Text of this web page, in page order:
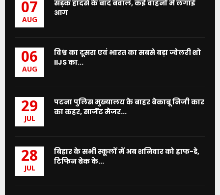
07
AUG
सड़क हादसे के बाद बवाल, कई वाहनों में लगाई
आग
06
AUG
विश्व का दूसरा एवं भारत का सबसे बड़ा ज्वेलरी शो
IIJS का...
29
JUL
पटना पुलिस मुख्यालय के बाहर बेकाबू निजी कार
का कहर, सार्जेंट मेजर...
28
JUL
बिहार के सभी स्कूलों में अब शनिवार को हाफ-डे,
टिफिन ब्रेक के...